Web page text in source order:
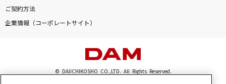
Bridges
[良音]モノクロのキス
シド
ご契約方法
企業情報（コーポレートサイト）
© DAIICHIKOSHO CO.,LTD. All Rights Reserved.